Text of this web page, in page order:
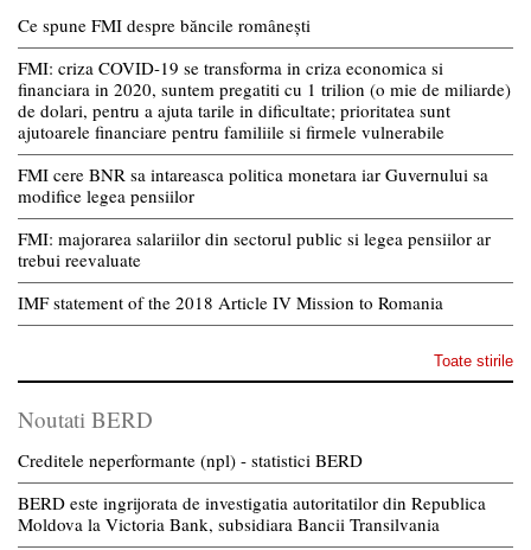
Ce spune FMI despre băncile românești
FMI: criza COVID-19 se transforma in criza economica si
financiara in 2020, suntem pregatiti cu 1 trilion (o mie de miliarde)
de dolari, pentru a ajuta tarile in dificultate; prioritatea sunt
ajutoarele financiare pentru familiile si firmele vulnerabile
FMI cere BNR sa intareasca politica monetara iar Guvernului sa
modifice legea pensiilor
FMI: majorarea salariilor din sectorul public si legea pensiilor ar
trebui reevaluate
IMF statement of the 2018 Article IV Mission to Romania
Toate stirile
Noutati BERD
Creditele neperformante (npl) - statistici BERD
BERD este ingrijorata de investigatia autoritatilor din Republica
Moldova la Victoria Bank, subsidiara Bancii Transilvania